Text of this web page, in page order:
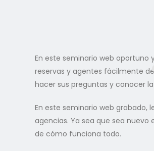
En este seminario web oportuno
reservas y agentes fácilmente
hacer sus preguntas y conocer
En este seminario web grabado,
agencias. Ya sea que sea
de cómo funciona todo.